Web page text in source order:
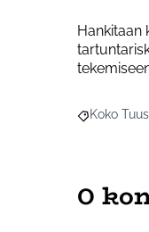
Hankitaan
Rajaa
Koko
0